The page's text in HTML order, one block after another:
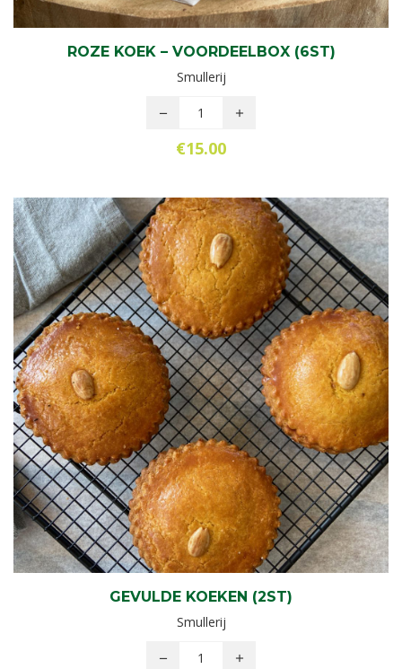
ROZE KOEK – VOORDEELBOX (6ST)
Smullerij
€15.00
GEVULDE KOEKEN (2ST)
Smullerij